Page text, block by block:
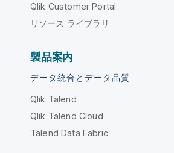
Qlik Customer Portal
リソース ライブラリ
製品案内
データ統合とデータ品質
Qlik Talend
Qlik Talend Cloud
Talend Data Fabric